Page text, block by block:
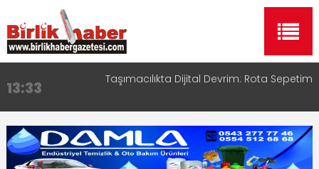
13:33 Taşımacılıkta Dijital Devrim: Rota Sepetim
17:15
Aksaray OSB Bölge Müdürü Makam Koltuğunu
Çocuklara Bıraktı
16:00
Aksaray Esnaf Rehberi ile Google ve Yapay Zeka
Aramalarında Öne Çıkın